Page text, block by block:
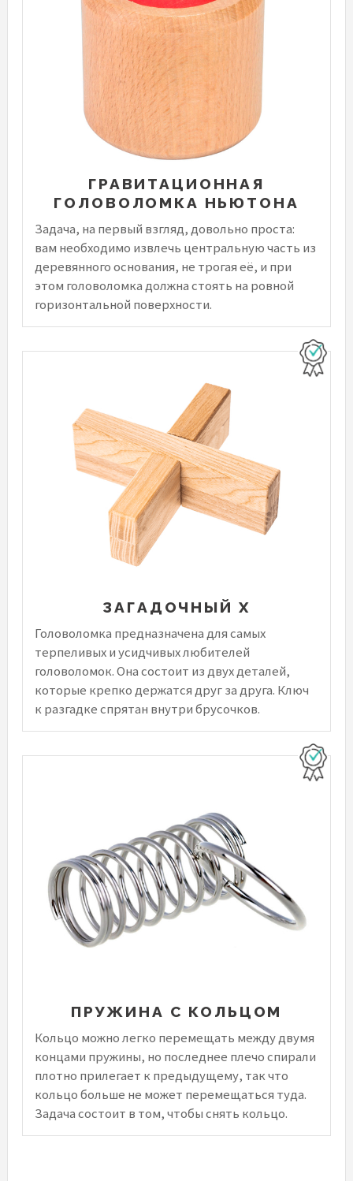
ГРАВИТАЦИОННАЯ
ГОЛОВОЛОМКА НЬЮТОНА
Задача, на первый взгляд, довольно проста:
вам необходимо извлечь центральную часть из
деревянного основания, не трогая её, и при
этом головоломка должна стоять на ровной
горизонтальной поверхности.
ЗАГАДОЧНЫЙ X
Головоломка предназначена для самых
терпеливых и усидчивых любителей
головоломок. Она состоит из двух деталей,
которые крепко держатся друг за друга. Ключ
к разгадке спрятан внутри брусочков.
ПРУЖИНА С КОЛЬЦОМ
Кольцо можно легко перемещать между двумя
концами пружины, но последнее плечо спирали
плотно прилегает к предыдущему, так что
кольцо больше не может перемещаться туда.
Задача состоит в том, чтобы снять кольцо.